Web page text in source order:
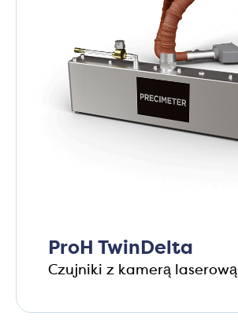
ProH TwinDelta
Czujniki z kamerą laserową